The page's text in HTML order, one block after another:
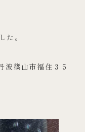
た。
篠山市福住３５